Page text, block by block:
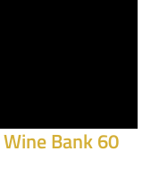
Bank 60